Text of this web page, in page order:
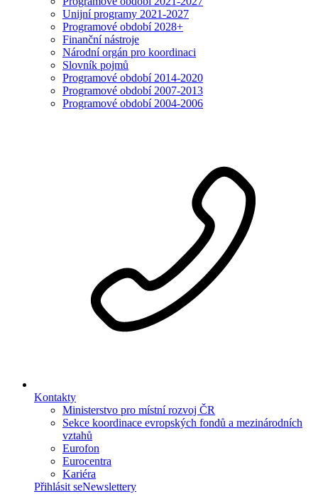
Unijní programy 2021-2027
Programové období 2028+
Finanční nástroje
Národní orgán pro koordinaci
Slovník pojmů
Programové období 2014-2020
Programové období 2007-2013
Programové období 2004-2006
Kontakty
Ministerstvo pro místní rozvoj ČR
Sekce koordinace evropských fondů a mezinárodních
vztahů
Eurofon
Eurocentra
Kariéra
Přihlásit seNewslettery